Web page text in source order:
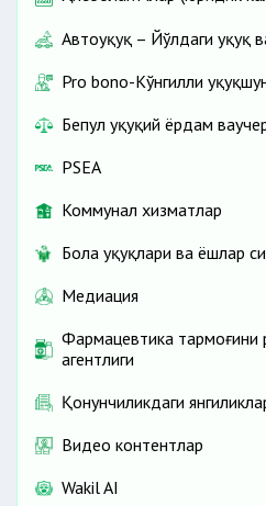
Автоҳуқуқ – Йўлдаги
Pro bono-Кўнгилли
Бепул ҳуқуқий ёрдам
PSEA
Коммунал хизматлар
Бола ҳуқуқлари ва ёшлар
Медиация
Фармацевтика тармоғини
агентлиги
Қонунчиликдаги
Видео контентлар
Wakil AI